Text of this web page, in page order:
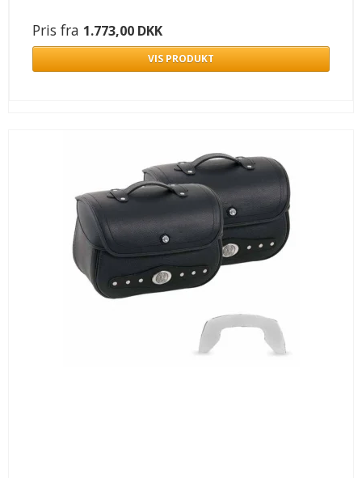
Pris fra 1.773,00 DKK
VIS PRODUKT